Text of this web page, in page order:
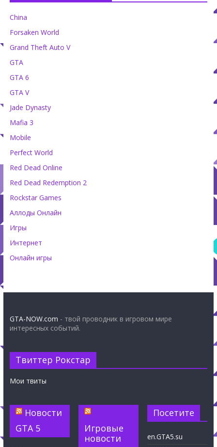
China
Forsaken World
Grand Theft Auto V
GTA
GTA 6
GTA V
Jade Dynasty
Mafia 3
Mobile
Perfect World
Red Dead Online
Red Dead Redemption 2
Rockstar Games
Аллоды Онлайн
Игры
Интернет
Онлайн игры
GTA-NOW.com - твой проводник в игровом мире
интересных событий.
Твиттер Рокстар
Мои твиты
Новости
GTA 5
Игровые
новости
Посетите
en.GTA5.su